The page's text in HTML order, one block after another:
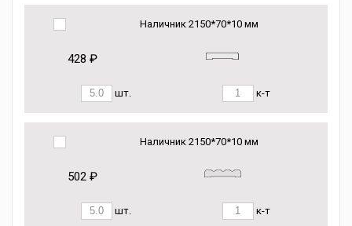
Наличник 2150*70*10 мм
428 ₽
шт. к-т
Наличник 2150*70*10 мм
502 ₽
шт. к-т